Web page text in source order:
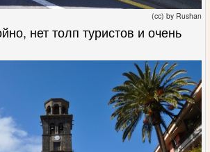
(cc) by Rushan
нет толп туристов и очень